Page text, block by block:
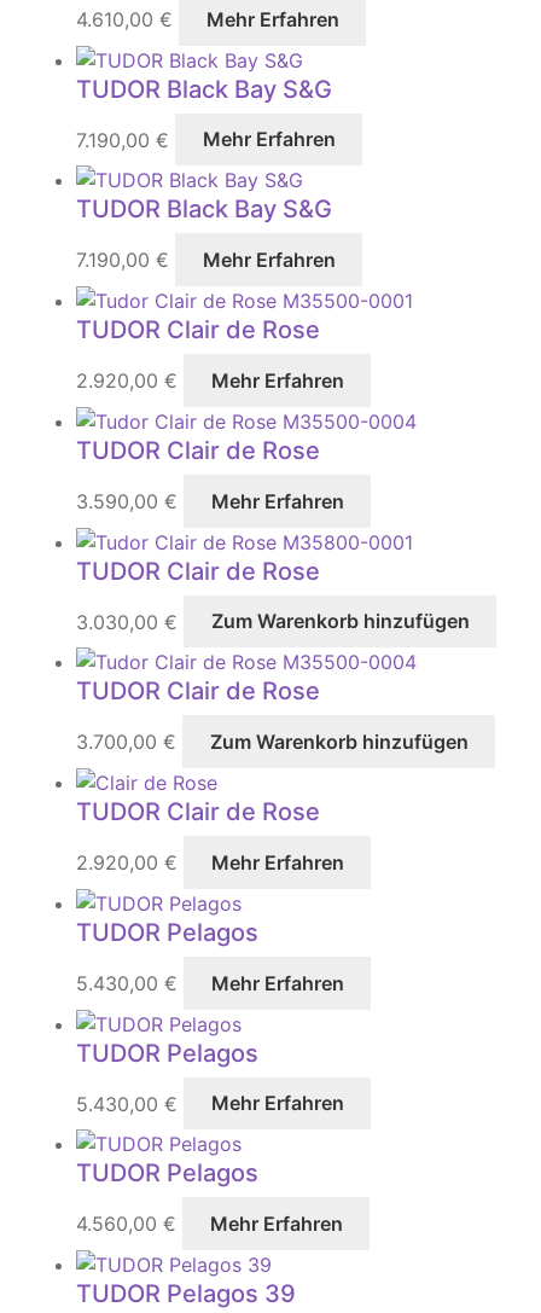
4.610,00 € Mehr Erfahren
TUDOR Black Bay S&G
7.190,00 € Mehr Erfahren
TUDOR Black Bay S&G
7.190,00 € Mehr Erfahren
TUDOR Clair de Rose
2.920,00 € Mehr Erfahren
TUDOR Clair de Rose
3.590,00 € Mehr Erfahren
TUDOR Clair de Rose
3.030,00 € Zum Warenkorb hinzufügen
TUDOR Clair de Rose
3.700,00 € Zum Warenkorb hinzufügen
TUDOR Clair de Rose
2.920,00 € Mehr Erfahren
TUDOR Pelagos
5.430,00 € Mehr Erfahren
TUDOR Pelagos
5.430,00 € Mehr Erfahren
TUDOR Pelagos
4.560,00 € Mehr Erfahren
TUDOR Pelagos 39